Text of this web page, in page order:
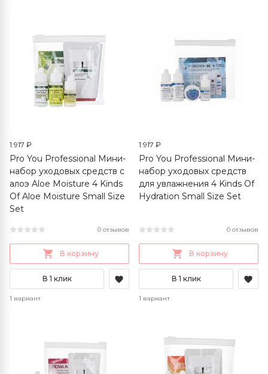
1 917 ₽
Pro You Professional Мини-
набор уходовых средств с
алоэ Aloe Moisture 4 Kinds
Of Aloe Moisture Small Size
Set
0 отзывов
В корзину
В 1 клик
1 вариант
1 917 ₽
Pro You Professional Мини-
набор уходовых средств
для увлажнения 4 Kinds Of
Hydration Small Size Set
0 отзывов
В корзину
В 1 клик
1 вариант